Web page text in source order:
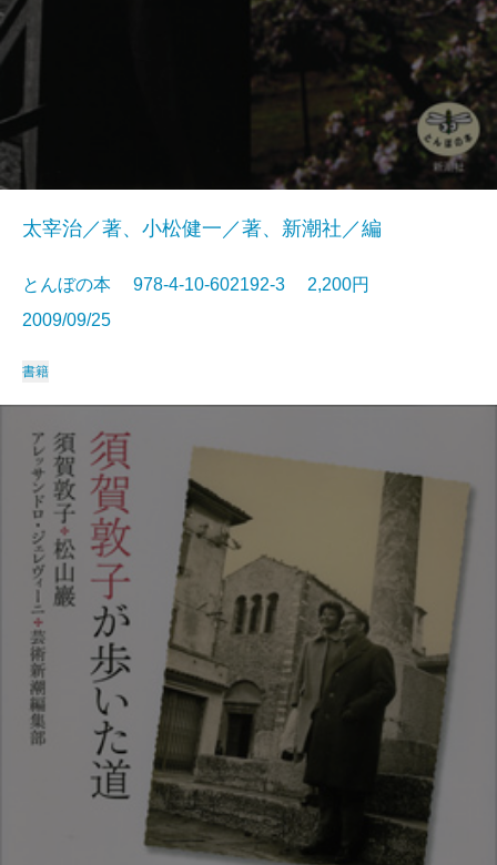
太宰治／著、小松健一／著、新潮社／編
とんぼの本 978-4-10-602192-3 2,200円
2009/09/25
書籍